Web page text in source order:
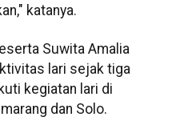
katanya.
Suwita Amalia
lari sejak tiga
kegiatan lari di
dan Solo.